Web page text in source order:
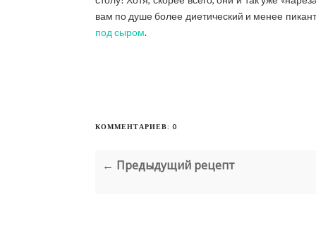
вам по душе более диетический и менее
под сыром.
КОММЕНТАРИЕВ: 0
← Предыдущий рецепт